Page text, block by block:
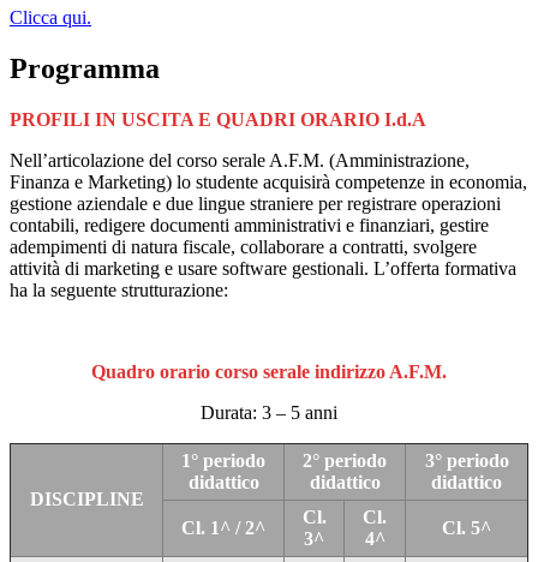
Clicca qui.
Programma
PROFILI IN USCITA E QUADRI ORARIO I.d.A
Nell’articolazione del corso serale A.F.M. (Amministrazione,
Finanza e Marketing) lo studente acquisirà competenze in economia,
gestione aziendale e due lingue straniere per registrare operazioni
contabili, redigere documenti amministrativi e finanziari, gestire
adempimenti di natura fiscale, collaborare a contratti, svolgere
attività di marketing e usare software gestionali. L’offerta formativa
ha la seguente strutturazione:
Quadro orario corso serale indirizzo A.F.M.
Durata: 3 – 5 anni
DISCIPLINE
1° periodo
didattico
2° periodo
didattico
3° periodo
didattico
Cl. 1^ / 2^
Cl.
3^
Cl.
4^
Cl. 5^